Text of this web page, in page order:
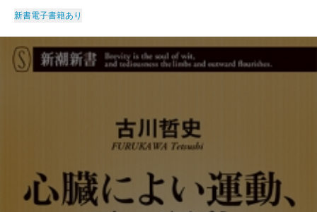
新書電子書籍あり